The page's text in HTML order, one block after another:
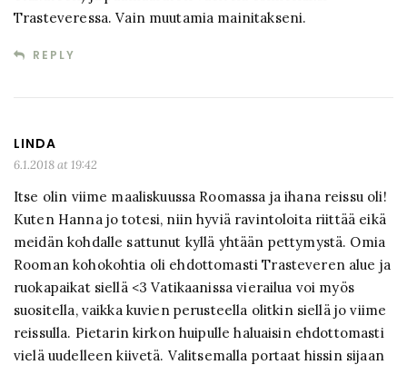
Trasteveressa. Vain muutamia mainitakseni.
REPLY
LINDA
6.1.2018 at 19:42
Itse olin viime maaliskuussa Roomassa ja ihana reissu oli!
Kuten Hanna jo totesi, niin hyviä ravintoloita riittää eikä
meidän kohdalle sattunut kyllä yhtään pettymystä. Omia
Rooman kohokohtia oli ehdottomasti Trasteveren alue ja
ruokapaikat siellä <3 Vatikaanissa vierailua voi myös
suositella, vaikka kuvien perusteella olitkin siellä jo viime
reissulla. Pietarin kirkon huipulle haluaisin ehdottomasti
vielä uudelleen kiivetä. Valitsemalla portaat hissin sijaan